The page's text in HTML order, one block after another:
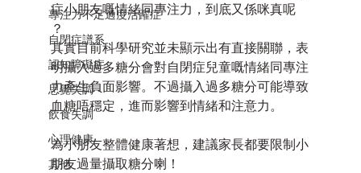
專注力不足過度活躍症
自閉症譜系
認知障礙症
思覺失調
飲食失調
心理健康
其他
症小朋友嘅情緒同專注力，到底又係咪真呢
？
其實目前科學研究並未顯示出有直接關聯，表
明攝入過多糖分會對自閉症兒童嘅情緒同專注
力產生負面影響。不過攝入過多糖分可能導致
血糖唔穩定，進而影響到情緒和注意力。
為小朋友整體健康著想，建議家長都要限制小
朋友過量攝取糖分喇！